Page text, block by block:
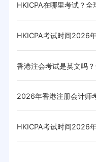
HKICPA在哪里考试？
HKICPA考试时间2026
香港注会考试是英文吗
2026年香港注册会计师
HKICPA考试时间2026